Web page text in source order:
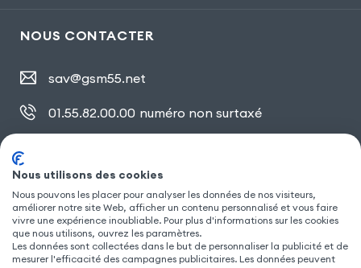
NOUS CONTACTER
sav@gsm55.net
01.55.82.00.00 numéro non surtaxé
SUIVEZ NOUS
Nous utilisons des cookies
Nous pouvons les placer pour analyser les données de nos visiteurs,
améliorer notre site Web, afficher un contenu personnalisé et vous faire
vivre une expérience inoubliable. Pour plus d'informations sur les cookies
que nous utilisons, ouvrez les paramètres.
Les données sont collectées dans le but de personnaliser la publicité et de
mesurer l'efficacité des campagnes publicitaires. Les données peuvent